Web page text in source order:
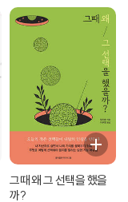
그때 왜 그 선택을 했을
까?